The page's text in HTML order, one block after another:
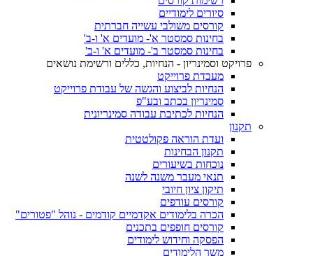
סיורים לימודיים
קורסים משולבי עשייה חברתית
בחינות סמסטר א'- מועדים א' ו-ב'
בחינות סמסטר ב'- מועדים א' ו-ב'
פרויקט וסמינריון - הנחיות, כללים ורשימת נושאים
מעבדת פרוייקט
הנחיות לביצוע והגשה של עבודת פרוייקט
סמינריון בכתב ובע"פ
הנחיות לכתיבת עבודה סמינריונית
תקנון
ועדת הוראה פקולטטית
תקנון הבחינות
נוכחות בשיעורים
תנאי מעבר משנה לשנה
תיקון ציון חיובי
קורסים עודפים
הכרה בלימודים אקדמיים קודמים - נוהל "פטורים"
קורסים חופפים בתכנים
הפסקה וחידוש לימודים
משך הלימודים